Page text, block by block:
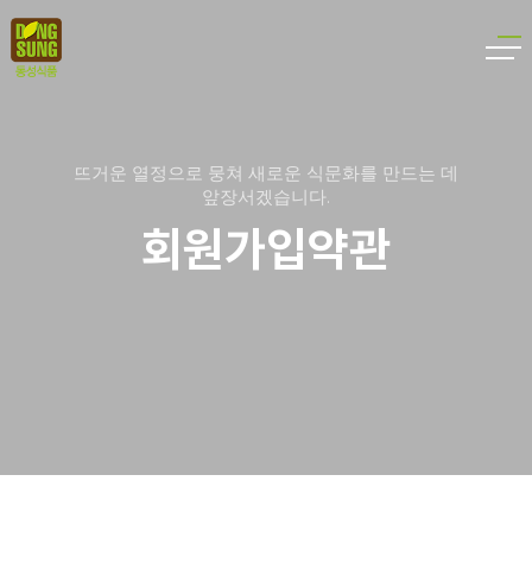
뜨거운 열정으로 뭉쳐 새로운 식문화를 만드는 데
앞장서겠습니다.
회원가입약관